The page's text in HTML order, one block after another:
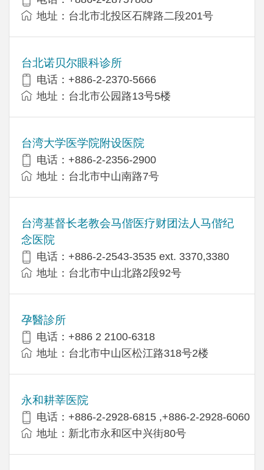
地址：台北市北投区石牌路二段201号
台北诺贝尔眼科诊所
电话：+886-2-2370-5666
地址：台北市公园路13号5楼
台湾大学医学院附设医院
电话：+886-2-2356-2900
地址：台北市中山南路7号
台湾基督长老教会马偕医疗财团法人马偕纪
念医院
电话：+886-2-2543-3535 ext. 3370,3380
地址：台北市中山北路2段92号
孕醫診所
电话：+886 2 2100-6318
地址：台北市中山区松江路318号2楼
永和耕莘医院
电话：+886-2-2928-6815 ,+886-2-2928-6060
地址：新北市永和区中兴街80号